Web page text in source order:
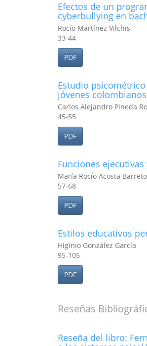
Efectos de un
cyberbullying en
Rocío Martínez Vilchis
33-44
PDF
Estudio
jóvenes colombianos
Carlos Alejandro Pineda
45-55
PDF
Funciones
María Rocío Acosta Barreto
57-68
PDF
Estilos educativos
Higinio González García
95-105
PDF
Reseñas
Reseña del libro: